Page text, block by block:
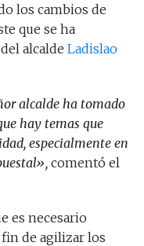
los cambios de
que se ha
alcalde Ladislao
alcalde ha tomado
hay temas que
especialmente en
comentó el
es necesario
de agilizar los